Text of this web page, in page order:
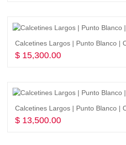
Calcetines Largos | Punto Blanco |
$ 15,300.00
Calcetines Largos | Punto Blanco |
$ 13,500.00